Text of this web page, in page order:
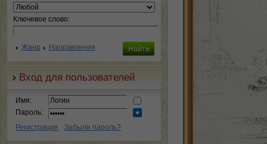
Ключевое слово:
Жанр Направления
Вход для пользователей
Имя:
Пароль:
Регистрация
Забыли пароль?